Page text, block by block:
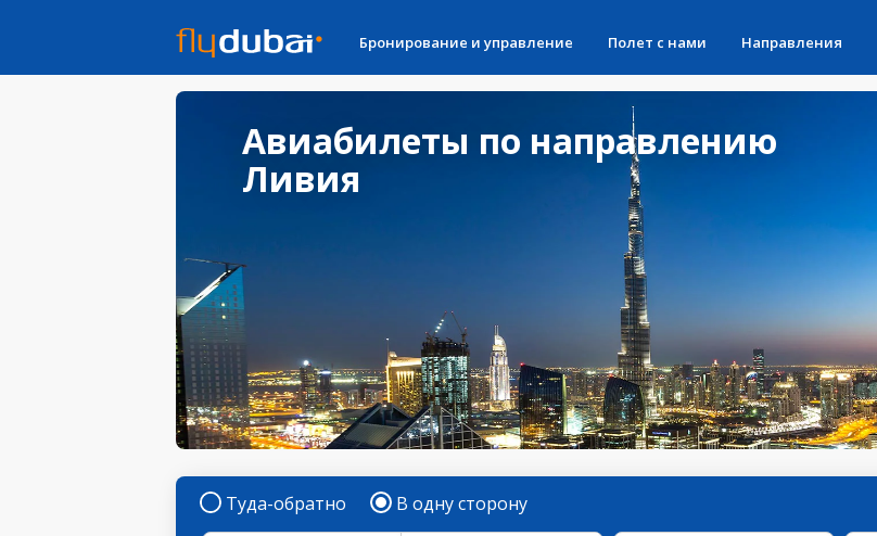
Бронирование и управление Полет с нами Направления
Авиабилеты по направлению
Ливия
Туда-обратно В одну сторону